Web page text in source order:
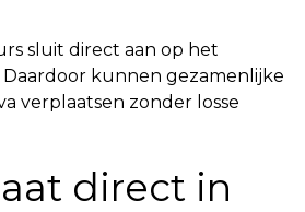
sluit direct aan op het
kunnen gezamenlijke
verplaatsen zonder losse
direct in